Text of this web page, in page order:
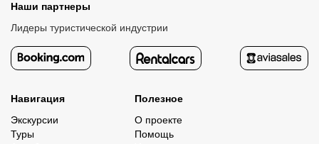
Наши партнеры
Лидеры туристической индустрии
Навигация
Экскурсии
Туры
Полезное
О проекте
Помощь